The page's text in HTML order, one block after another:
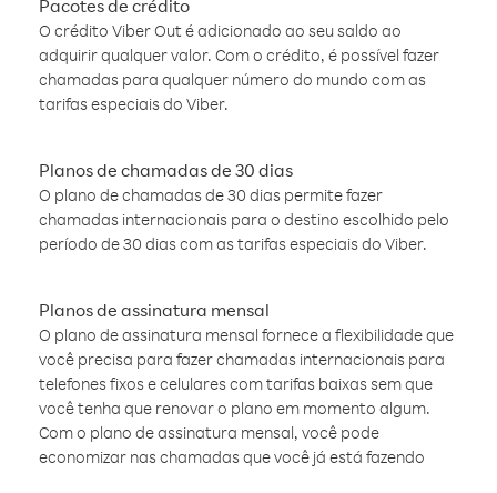
Pacotes de crédito
O crédito Viber Out é adicionado ao seu saldo ao
adquirir qualquer valor. Com o crédito, é possível fazer
chamadas para qualquer número do mundo com as
tarifas especiais do Viber.
Planos de chamadas de 30 dias
O plano de chamadas de 30 dias permite fazer
chamadas internacionais para o destino escolhido pelo
período de 30 dias com as tarifas especiais do Viber.
Planos de assinatura mensal
O plano de assinatura mensal fornece a flexibilidade que
você precisa para fazer chamadas internacionais para
telefones fixos e celulares com tarifas baixas sem que
você tenha que renovar o plano em momento algum.
Com o plano de assinatura mensal, você pode
economizar nas chamadas que você já está fazendo